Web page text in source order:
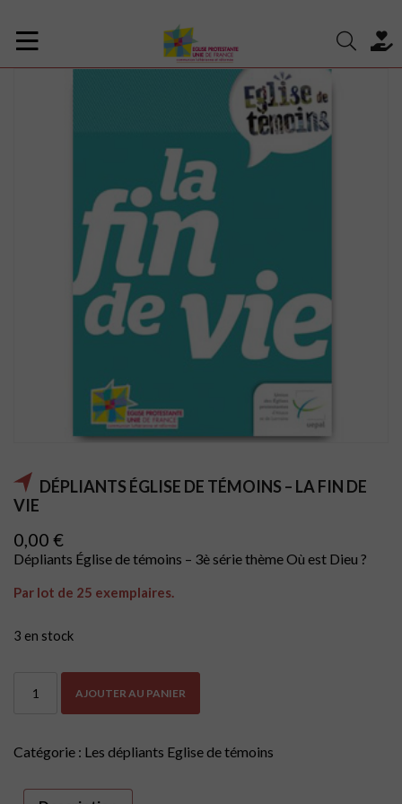
DÉPLIANTS ÉGLISE DE TÉMOINS – LA FIN DE
VIE
0,00 €
Dépliants Église de témoins – 3è série thème Où est Dieu ?
Par lot de 25 exemplaires.
3 en stock
quantité
Dépliants
de
témoins
AJOUTER AU PANIER
Catégorie : Les dépliants Eglise de témoins